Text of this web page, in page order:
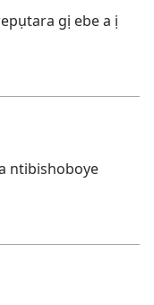
gị ebe a ị
ntibishoboye